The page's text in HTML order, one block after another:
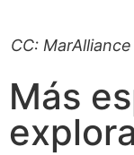
CC: MarAlliance
Más